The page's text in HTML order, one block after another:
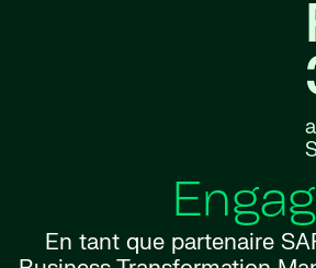
En tant que partenaire